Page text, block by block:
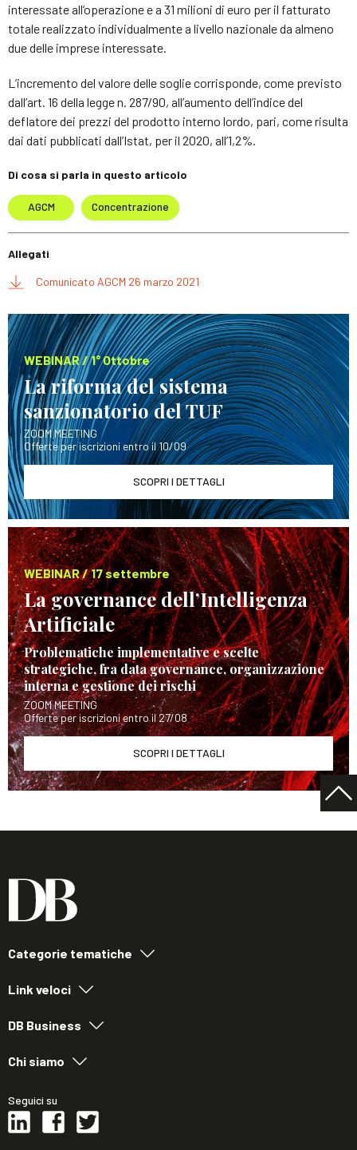
interessate all’operazione e a 31 milioni di euro per il fatturato
totale realizzato individualmente a livello nazionale da almeno
due delle imprese interessate.
L’incremento del valore delle soglie corrisponde, come previsto
dall’art. 16 della legge n. 287/90, all’aumento dell’indice del
deflatore dei prezzi del prodotto interno lordo, pari, come risulta
dai dati pubblicati dall’Istat, per il 2020, all’1,2%.
Di cosa si parla in questo articolo
AGCM Concentrazione
Allegati
Comunicato AGCM 26 marzo 2021
WEBINAR / 1° Ottobre
La riforma del sistema
sanzionatorio del TUF
ZOOM MEETING
Offerte per iscrizioni entro il 10/09
SCOPRI I DETTAGLI
WEBINAR / 17 settembre
La governance dell’Intelligenza
Artificiale
Problematiche implementative e scelte
strategiche, fra data governance, organizzazione
interna e gestione dei rischi
ZOOM MEETING
Offerte per iscrizioni entro il 27/08
SCOPRI I DETTAGLI
Categorie tematiche
Link veloci
DB Business
Chi siamo
Seguici su